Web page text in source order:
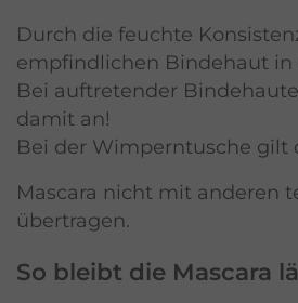
Durch die feuchte
empfindlichen Bindehaut
Bei auftretender
damit an!
Bei der Wimperntusche gilt
Mascara nicht mit anderen
übertragen.
So bleibt die Mascara